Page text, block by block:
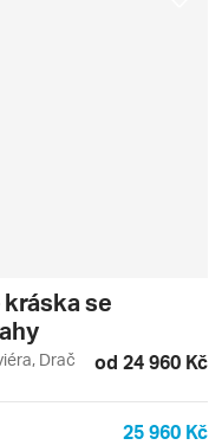
kráska se
Drač
od 24 960 Kč
25 960 Kč